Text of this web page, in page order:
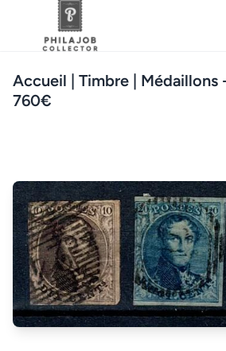
Accueil | Timbre | Médaillons
760€